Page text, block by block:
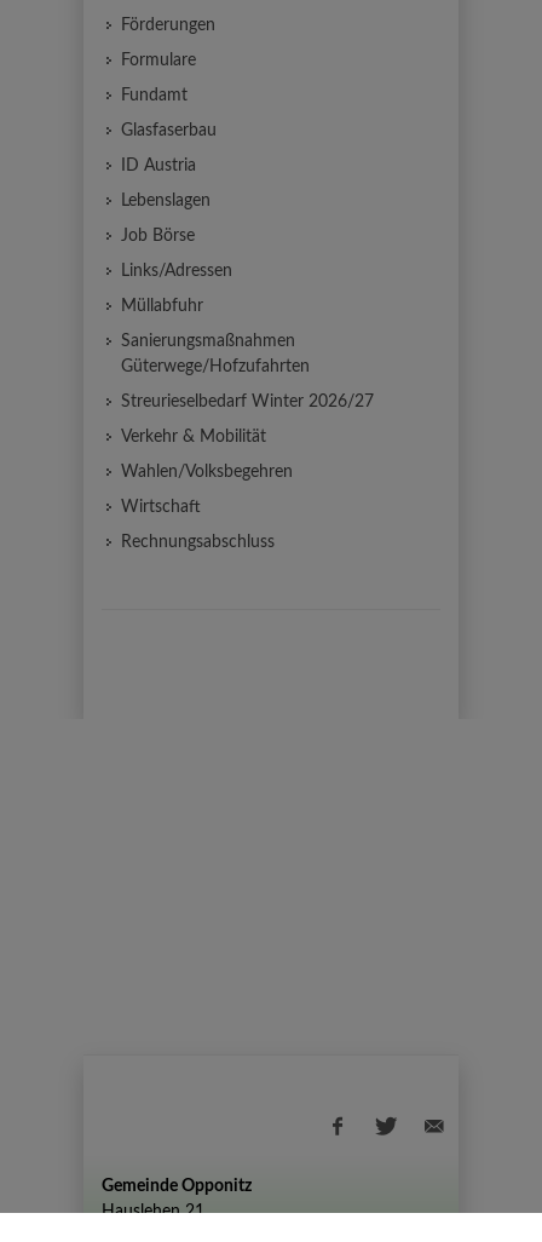
Förderungen
Formulare
Fundamt
Glasfaserbau
ID Austria
Lebenslagen
Job Börse
Links/Adressen
Müllabfuhr
Sanierungsmaßnahmen
Güterwege/Hofzufahrten
Streurieselbedarf Winter 2026/27
Verkehr & Mobilität
Wahlen/Volksbegehren
Wirtschaft
Rechnungsabschluss
Gemeinde Opponitz
Hauslehen 21